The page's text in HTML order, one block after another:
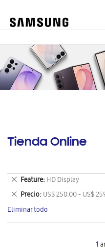
Tienda Online
1
Feature HD Display
Eliminar
este
artículo
Precio US$ 250.00 - US$
Eliminar
este
artículo
Eliminar todo